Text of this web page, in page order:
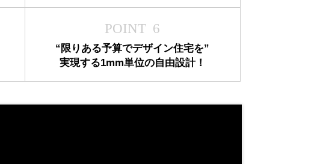
POINT 6
“限りある予算でデザイン住宅を”
実現する1mm単位の自由設計！